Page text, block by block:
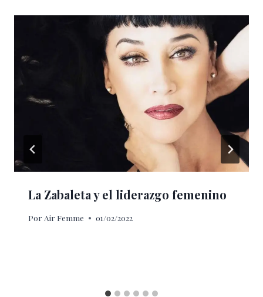
La Zabaleta y el liderazgo femenino
Por Air Femme 01/02/2022